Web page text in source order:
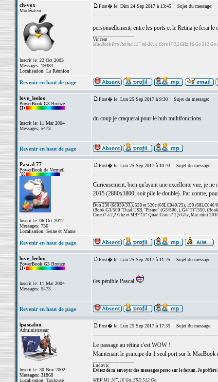
ch-vox
Modérateur
Inscrit le: 22 Oct 2003
Messages: 19383
Localisation: La Réunion
Post� le: Dim 24 Sep 2017 à 13:45 Sujet du message:
personnellement, entre les ports et le Retina je ferai
Vincent
MacBook Pro Retina 15" mi-2014 Core i7 2,5GHz 16 Go 512 Go
Revenir en haut de page
love_leeloo
PowerBook G3 Bronze
Inscrit le: 11 Mar 2004
Messages: 5473
Post� le: Lun 25 Sep 2017 à 9:30 Sujet du message:
du coup je craquerai pour le hub multifonctions
Revenir en haut de page
Pascal 77
PowerBook de Vermeil
Inscrit le: 06 Oct 2012
Messages: 736
Localisation: Seine et Marne
Post� le: Lun 25 Sep 2017 à 10:43 Sujet du message:
Curieusement, bien qu'ayant une excellente vue, je
2015 (2880x1800, soit pile le double). Par contre,
Duo 230 (68030/33,), 520 et 520c (68LC040/25), 190 (68LC040/
iBook G3/500 "Dual USB, "Pismo" (G3/500, ), G4"Ti"/550,
Core i7 à 2,2 Ghz et MBP 15" Quad Core i7 2,5 Ghz, Mac mini
Revenir en haut de page
love_leeloo
PowerBook G3 Bronze
Inscrit le: 11 Mar 2004
Messages: 5473
Post� le: Lun 25 Sep 2017 à 11:25 Sujet du message:
t'es pénible Pascal
Revenir en haut de page
lpascalon
Administrateur
Inscrit le: 30 Nov 2002
Messages: 31868
Localisation: Toulouse
Post� le: Lun 25 Sep 2017 à 17:35 Sujet du message:
Le passage au rétina c'est WOW !
Maintenant le principe du 1 seul port sur le MacBook
Ludovic
Evitez de m'envoyer des messages perso sur le forum. Je préfère
MBP M1 16", 16 Go, SSD 512 Go